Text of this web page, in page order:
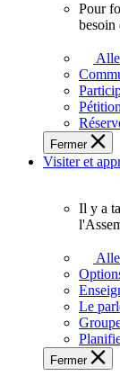
plein
potentiel,
l'Assemblée
a
besoin
de
Pour
besoin
Fermer
Visiter et
voir,
apprendre
et
à
Il y a
Le
Fermer